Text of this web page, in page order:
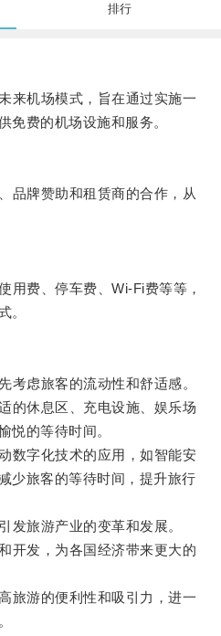
排行
机场模式，旨在通过实施一
免费的机场设施和服务。
牌赞助和租赁商的合作，从
费、停车费、Wi-Fi费等等，
。
虑旅客的流动性和舒适感。
休息区、充电设施、娱乐场
悦的等待时间。
字化技术的应用，如智能安
少旅客的等待时间，提升旅行
旅游产业的变革和发展。
发，为各国经济带来更大的
游的便利性和吸引力，进一